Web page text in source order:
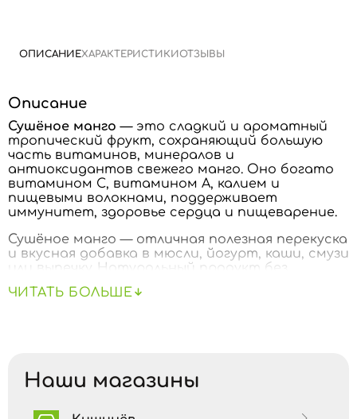
ОПИСАНИЕХАРАКТЕРИСТИКИОТЗЫВЫ
Описание
Сушёное манго — это сладкий и ароматный
тропический фрукт, сохраняющий большую
часть витаминов, минералов и
антиоксидантов свежего манго. Оно богато
витамином C, витамином A, калием и
пищевыми волокнами, поддерживает
иммунитет, здоровье сердца и пищеварение.
Сушёное манго — отличная полезная перекуска
и вкусная добавка в мюсли, йогурт, каши, смузи
или выпечку. Натуральный продукт без
вкус и польза природы в каждом кусочке.
Калорийность:342 кКал
ЧИТАТЬ БОЛЬШЕ
Наши магазины